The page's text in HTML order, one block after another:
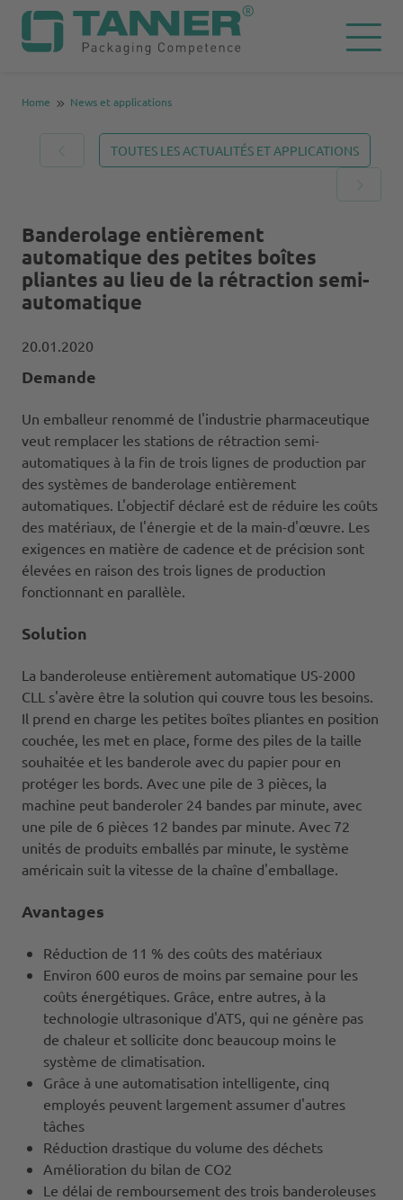
Home News et applications
TOUTES LES ACTUALITÉS ET APPLICATIONS
Banderolage entièrement
automatique des petites boîtes
pliantes au lieu de la rétraction semi-
automatique
20.01.2020
Demande
Un emballeur renommé de l'industrie pharmaceutique
veut remplacer les stations de rétraction semi-
automatiques à la fin de trois lignes de production par
des systèmes de banderolage entièrement
automatiques. L'objectif déclaré est de réduire les coûts
des matériaux, de l'énergie et de la main-d'œuvre. Les
exigences en matière de cadence et de précision sont
élevées en raison des trois lignes de production
fonctionnant en parallèle.
Solution
La banderoleuse entièrement automatique US-2000
CLL s'avère être la solution qui couvre tous les besoins.
Il prend en charge les petites boîtes pliantes en position
couchée, les met en place, forme des piles de la taille
souhaitée et les banderole avec du papier pour en
protéger les bords. Avec une pile de 3 pièces, la
machine peut banderoler 24 bandes par minute, avec
une pile de 6 pièces 12 bandes par minute. Avec 72
unités de produits emballés par minute, le système
américain suit la vitesse de la chaîne d'emballage.
Avantages
Réduction de 11 % des coûts des matériaux
Environ 600 euros de moins par semaine pour les
coûts énergétiques. Grâce, entre autres, à la
technologie ultrasonique d'ATS, qui ne génère pas
de chaleur et sollicite donc beaucoup moins le
système de climatisation.
Grâce à une automatisation intelligente, cinq
employés peuvent largement assumer d'autres
tâches
Réduction drastique du volume des déchets
Amélioration du bilan de CO2
Le délai de remboursement des trois banderoleuses